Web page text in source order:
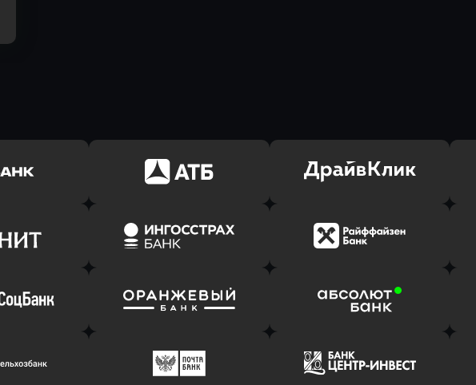
заявку
Оправить заявку
в АТБ Банк
Оправить заявку
в Драйв Клик Банк
заявку
Банк
Оправить заявку
в Ингосстрах Банк
Оправить заявку
в Райффайзен Банк
заявку
Оправить заявку
в Банк Оранжевый
Оправить заявку
в Абсолют Банк